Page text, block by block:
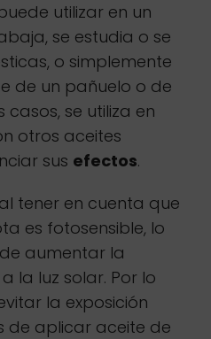
utilizar en un
se estudia o se
o simplemente
de un pañuelo o de
casos, se utiliza en
otros aceites
sus efectos.
tener en cuenta que
es fotosensible, lo
aumentar la
la luz solar. Por lo
la exposición
de aplicar aceite de